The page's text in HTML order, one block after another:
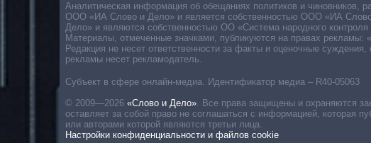
Субъект в сфере онлайн-медиа. Идентификатор медиа – R40-05063
© 2009—2026 «Слово и Дело». Все права защищены и охраняются
оставляет за собой право не соглашаться с информацией, которая
или авторами которой являются третьи лица.
Настройки конфиденциальности и файлов cookie
Аналитическая информация об обещаниях политиков и чиновников,
ООО «ИА Слово и Дело» и является собственностью ООО «ИА
Дело» и являются собственностью ОО «Система народного
Материалы, отмеченные значками, публикуются на правах
Редакция не несет ответственности за факты и оценочные
рекламы несет рекламодатель.